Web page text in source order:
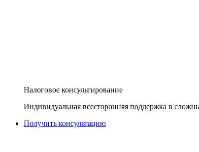
Налоговое консультирование
Индивидуальная всесторонняя поддержка в
Получить консультацию